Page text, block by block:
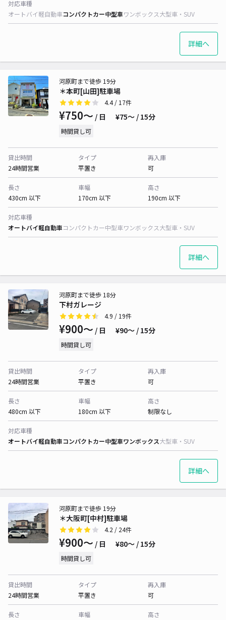
対応車種
オートバイ軽自動車コンパクトカー中型車ワンボックス大型車・SUV
詳細へ
＊本町[山田]駐車場
河原町まで徒歩 19分
4.4/ 17件
¥750〜 / 日 ¥75〜 / 15分
時間貸し可
貸出時間
24時間営業
タイプ
平置き
再入庫
可
長さ
430cm 以下
車幅
170cm 以下
高さ
190cm 以下
対応車種
オートバイ軽自動車コンパクトカー中型車ワンボックス大型車・SUV
詳細へ
下村ガレージ
河原町まで徒歩 18分
4.9 / 19件
¥900〜 / 日 ¥90〜 / 15分
時間貸し可
貸出時間
24時間営業
タイプ
平置き
再入庫
可
長さ
480cm 以下
車幅
180cm 以下
高さ
制限なし
対応車種
オートバイ軽自動車コンパクトカー中型車ワンボックス大型車・SUV
詳細へ
＊大阪町[中村]駐車場
河原町まで徒歩 19分
4.2 / 24件
¥900〜 / 日 ¥80〜 / 15分
時間貸し可
貸出時間
24時間営業
タイプ
平置き
再入庫
可
長さ
車幅
高さ